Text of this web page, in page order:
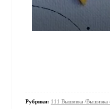
Рубрики: 111 Вышивка /Вышивка